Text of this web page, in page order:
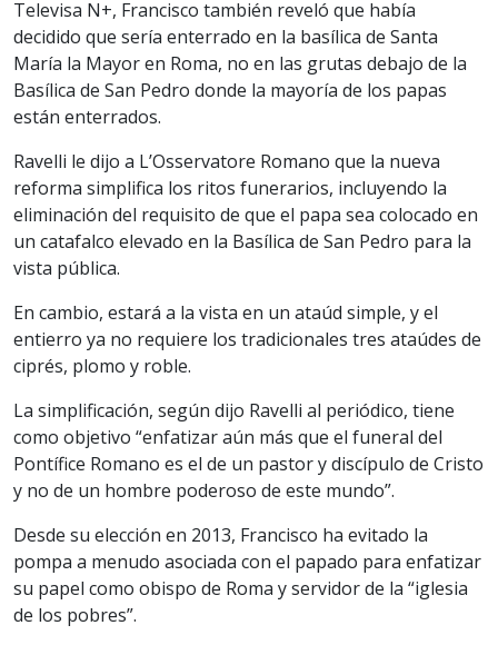
Televisa N+, Francisco también reveló que había
decidido que sería enterrado en la basílica de Santa
María la Mayor en Roma, no en las grutas debajo de la
Basílica de San Pedro donde la mayoría de los papas
están enterrados.
Ravelli le dijo a L’Osservatore Romano que la nueva
reforma simplifica los ritos funerarios, incluyendo la
eliminación del requisito de que el papa sea colocado en
un catafalco elevado en la Basílica de San Pedro para la
vista pública.
En cambio, estará a la vista en un ataúd simple, y el
entierro ya no requiere los tradicionales tres ataúdes de
ciprés, plomo y roble.
La simplificación, según dijo Ravelli al periódico, tiene
como objetivo “enfatizar aún más que el funeral del
Pontífice Romano es el de un pastor y discípulo de Cristo
y no de un hombre poderoso de este mundo”.
Desde su elección en 2013, Francisco ha evitado la
pompa a menudo asociada con el papado para enfatizar
su papel como obispo de Roma y servidor de la “iglesia
de los pobres”.